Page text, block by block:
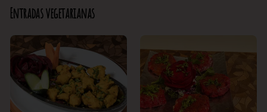
Entradas vegetarianas